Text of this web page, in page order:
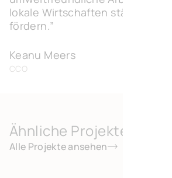
lokale Wirtschaften stärken
fördern.”
Keanu Meers
CCO
Ähnliche Projekte
Alle Projekte ansehen